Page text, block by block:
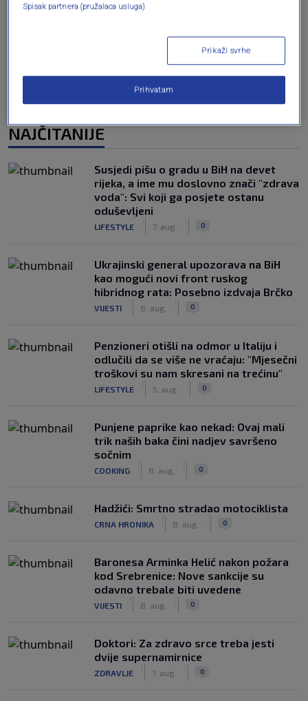
NAJČITANIJE
Susjedi pišu o gradu u BiH na devet
rijeka, a ime mu doslovno znači "zdrava
voda": Svi koji ga posjete ostanu
oduševljeni
LIFESTYLE 7. aug. 0
Ukrajinski general upozorava na BiH
kao mogući novi front ruskog
hibridnog rata: Posebno izdvaja Brčko
VIJESTI 8. aug. 0
Penzioneri otišli na odmor u Italiju i
odlučili da se više ne vraćaju: "Mjesečni
troškovi su nam skresani na trećinu"
LIFESTYLE 5. aug. 0
Punjene paprike kao nekad: Ovaj mali
trik naših baka čini nadjev savršeno
sočnim
COOKING 8. aug. 0
Hadžići: Smrtno stradao motociklista
CRNA HRONIKA 8. aug. 0
Baronesa Arminka Helić nakon požara
kod Srebrenice: Nove sankcije su
odavno trebale biti uvedene
VIJESTI 8. aug. 0
Doktori: Za zdravo srce treba jesti
dvije supernamirnice
ZDRAVLJE 7. aug. 0
Spisak partnera (pružalaca usluga)
Prikaži svrhe
Prihvatam